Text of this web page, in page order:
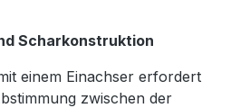
Scharkonstruktion
einem Einachser erfordert
zwischen der